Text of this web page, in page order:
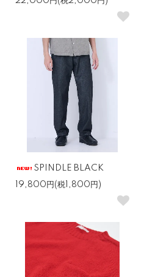
SPINDLE BLACK
19,800円(税1,800円)